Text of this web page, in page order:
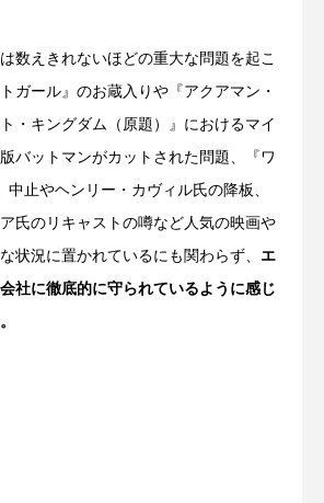
数えきれないほどの重大な問題を起こ
ガール』のお蔵入りや『アクアマン・
・キングダム（原題）』におけるマイ
バットマンがカットされた問題、『ワ
中止やヘンリー・カヴィル氏の降板、
氏のリキャストの噂など人気の映画や
状況に置かれているにも関わらず、 エ
社に徹底的に守られているように感じ